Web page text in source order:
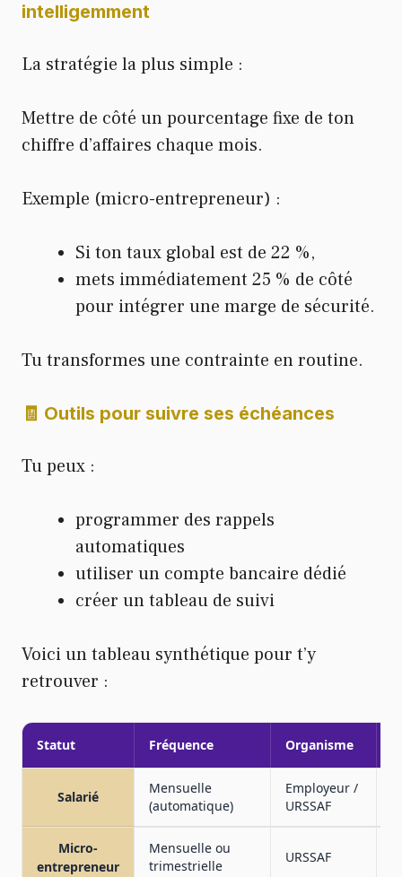
intelligemment
La stratégie la plus simple :
Mettre de côté un pourcentage fixe de ton
chiffre d’affaires chaque mois.
Exemple (micro-entrepreneur) :
Si ton taux global est de 22 %,
mets immédiatement 25 % de côté
pour intégrer une marge de sécurité.
Tu transformes une contrainte en routine.
🧾 Outils pour suivre ses échéances
Tu peux :
programmer des rappels
automatiques
utiliser un compte bancaire dédié
créer un tableau de suivi
Voici un tableau synthétique pour t’y
retrouver :
Statut Fréquence Organisme
Salarié
Mensuelle
(automatique)
Employeur /
URSSAF
Micro-
entrepreneur
Mensuelle ou
trimestrielle
URSSAF